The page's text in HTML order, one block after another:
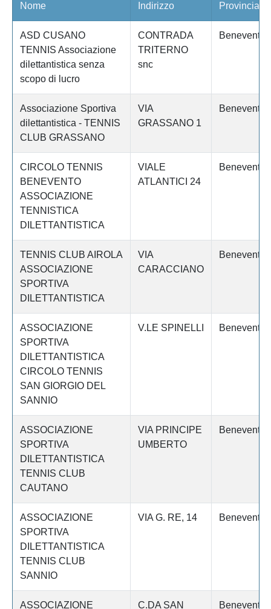
Nome Indirizzo Provincia
ASD CUSANO
TENNIS Associazione
dilettantistica senza
scopo di lucro
CONTRADA
TRITERNO
snc
Benevento
Associazione Sportiva
dilettantistica - TENNIS
CLUB GRASSANO
VIA
GRASSANO 1
Benevento
CIRCOLO TENNIS
BENEVENTO
ASSOCIAZIONE
TENNISTICA
DILETTANTISTICA
VIALE
ATLANTICI 24
Benevento
TENNIS CLUB AIROLA
ASSOCIAZIONE
SPORTIVA
DILETTANTISTICA
VIA
CARACCIANO
Benevento
ASSOCIAZIONE
SPORTIVA
DILETTANTISTICA
CIRCOLO TENNIS
SAN GIORGIO DEL
SANNIO
V.LE SPINELLI Benevento
ASSOCIAZIONE
SPORTIVA
DILETTANTISTICA
TENNIS CLUB
CAUTANO
VIA PRINCIPE
UMBERTO
Benevento
ASSOCIAZIONE
SPORTIVA
DILETTANTISTICA
TENNIS CLUB
SANNIO
VIA G. RE, 14 Benevento
ASSOCIAZIONE C.DA SAN Benevento